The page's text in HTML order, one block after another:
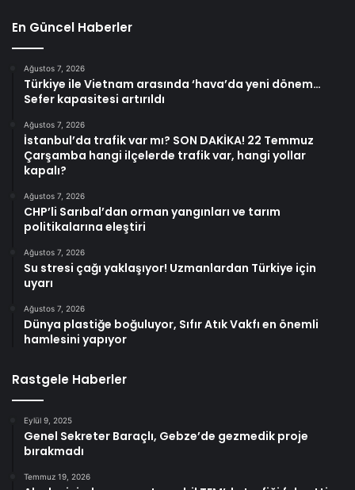
En Güncel Haberler
Ağustos 7, 2026
Türkiye ile Vietnam arasında ‘hava’da yeni dönem…
Sefer kapasitesi artırıldı
Ağustos 7, 2026
İstanbul’da trafik var mı? SON DAKİKA! 22 Temmuz
Çarşamba hangi ilçelerde trafik var, hangi yollar
kapalı?
Ağustos 7, 2026
CHP’li Sarıbal’dan orman yangınları ve tarım
politikalarına eleştiri
Ağustos 7, 2026
Su stresi çağı yaklaşıyor! Uzmanlardan Türkiye için
uyarı
Ağustos 7, 2026
Dünya plastiğe boğuluyor, Sıfır Atık Vakfı en önemli
hamlesini yapıyor
Rastgele Haberler
Eylül 9, 2025
Genel Sekreter Baraçlı, Gebze’de gezmedik proje
bırakmadı
Temmuz 19, 2026